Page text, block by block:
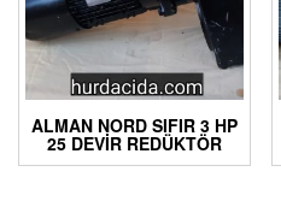
ALMAN NORD SIFIR 3 HP
25 DEVIR REDÜKTÖR